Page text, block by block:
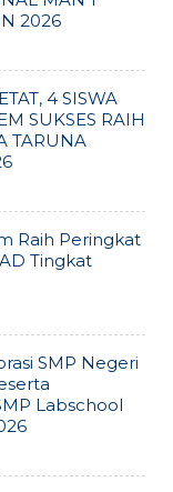
2026
4 SISWA
SUKSES RAIH
TARUNA
Raih Peringkat
Tingkat
SMP Negeri
Labschool